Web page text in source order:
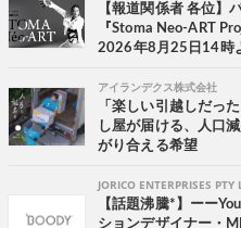
【報道関係者 各位】
『Stoma Neo-ART
2026年8月25日14時
アイランデクス株式会社
「楽しい引越しだっ
し屋が届ける、人口
がり合える希望
JORICO ENTERPRISES PTY
【話題沸騰*】ーー
ションデザイナー・